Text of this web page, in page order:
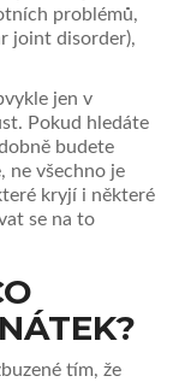
problémů,
joint disorder),
jen v
Pokud hledáte
budete
ne všechno je
kryjí i některé
se na to
tím, že